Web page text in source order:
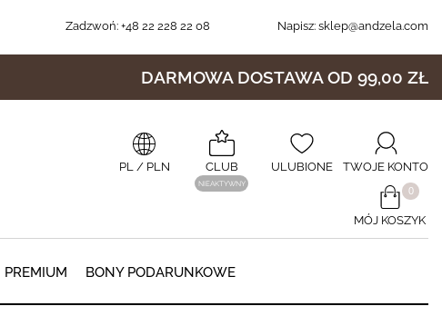
Zadzwoń: +48 22 228 22 08 Napisz: sklep@andzela.com
DARMOWA DOSTAWA OD 99,00 ZŁ
PL/ PLN CLUB
NIEAKTYWNY
ULUBIONE TWOJE KONTO
​0
MÓJ KOSZYK
PREMIUM BONY PODARUNKOWE